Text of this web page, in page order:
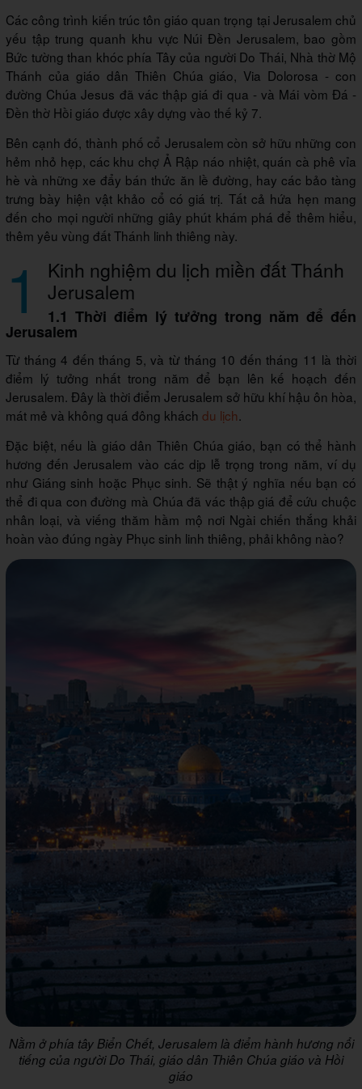
Các công trình kiến trúc tôn giáo quan trọng tại Jerusalem chủ
yếu tập trung quanh khu vực Núi Đền Jerusalem, bao gồm
Bức tường than khóc phía Tây của người Do Thái, Nhà thờ Mộ
Thánh của giáo dân Thiên Chúa giáo, Via Dolorosa - con
đường Chúa Jesus đã vác thập giá đi qua - và Mái vòm Đá -
Đền thờ Hồi giáo được xây dựng vào thế kỷ 7.
Bên cạnh đó, thành phố cổ Jerusalem còn sở hữu những con
hẻm nhỏ hẹp, các khu chợ Ả Rập náo nhiệt, quán cà phê vỉa
hè và những xe đẩy bán thức ăn lề đường, hay các bảo tàng
trưng bày hiện vật khảo cổ có giá trị. Tất cả hứa hẹn mang
đến cho mọi người những giây phút khám phá để thêm hiểu,
thêm yêu vùng đất Thánh linh thiêng này.
1 Kinh nghiệm du lịch miền đất Thánh
Jerusalem
1.1 Thời điểm lý tưởng trong năm để đến
Jerusalem
Từ tháng 4 đến tháng 5, và từ tháng 10 đến tháng 11 là thời
điểm lý tưởng nhất trong năm để bạn lên kế hoạch đến
Jerusalem. Đây là thời điểm Jerusalem sở hữu khí hậu ôn hòa,
mát mẻ và không quá đông khách du lịch.
Đặc biệt, nếu là giáo dân Thiên Chúa giáo, bạn có thể hành
hương đến Jerusalem vào các dịp lễ trọng trong năm, ví dụ
như Giáng sinh hoặc Phục sinh. Sẽ thật ý nghĩa nếu bạn có
thể đi qua con đường mà Chúa đã vác thập giá để cứu chuộc
nhân loại, và viếng thăm hầm mộ nơi Ngài chiến thắng khải
hoàn vào đúng ngày Phục sinh linh thiêng, phải không nào?
Nằm ở phía tây Biển Chết, Jerusalem là điểm hành hương nổi
tiếng của người Do Thái, giáo dân Thiên Chúa giáo và Hồi
giáo